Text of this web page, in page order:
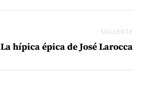
SIGUIENTE
La hípica épica de José Larocca